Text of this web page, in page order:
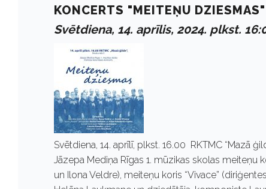
KONCERTS "MEITEŅU DZIESMAS"
Svētdiena, 14. aprīlis, 2024. plkst.
Svētdiena, 14. aprīlī, plkst. 16.00 RKTMC “Mazā
Jāzepa Mediņa Rīgas 1. mūzikas skolas meiteņu
un Ilona Veldre), meiteņu koris “Vivace”